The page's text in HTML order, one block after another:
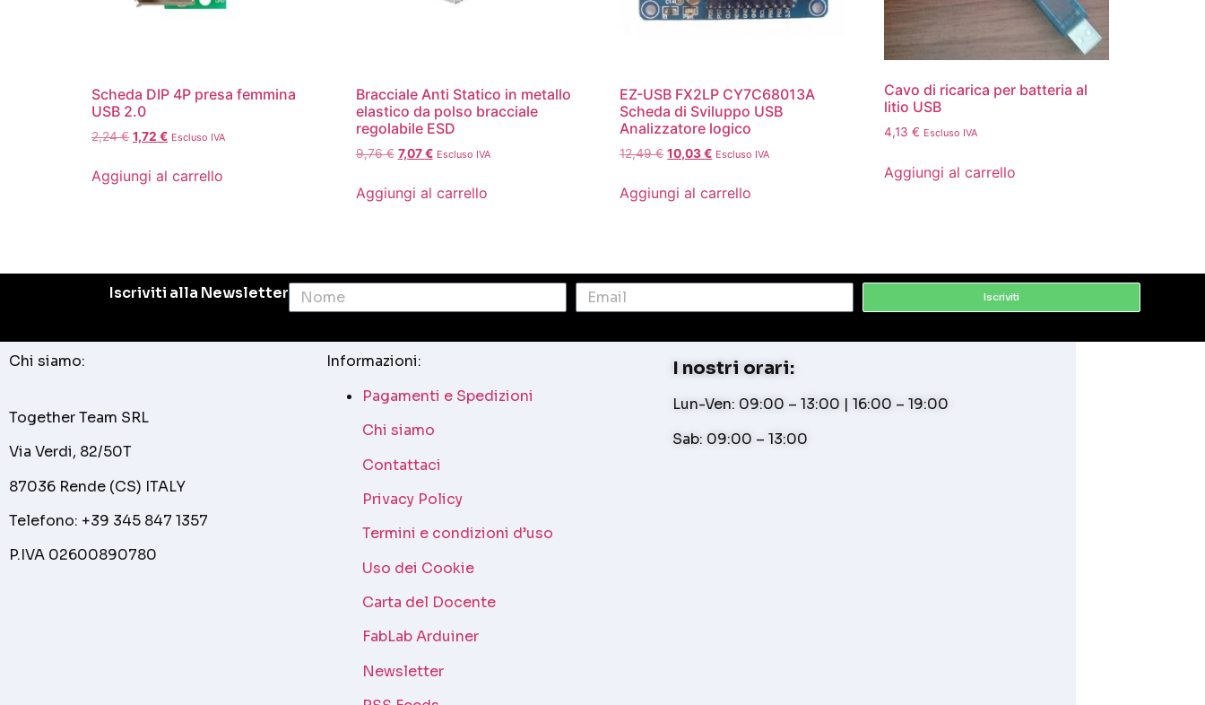
Scheda DIP 4P presa femmina
USB 2.0
2,24€ 1,72 € Escluso IVA
Aggiungi al carrello
Bracciale Anti Statico in metallo
elastico da polso bracciale
regolabile ESD
9,76€ 7,07€ Escluso IVA
Aggiungi al carrello
EZ-USB FX2LP CY7C68013A
Scheda di Sviluppo USB
Analizzatore logico
12,49€ 10,03€ Escluso IVA
Aggiungi al carrello
Cavo di ricarica per batteria al
litio USB
4,13€ Escluso IVA
Aggiungi al carrello
Iscriviti alla Newsletter Iscriviti
Chi siamo:
Together Team SRL
Via Verdi, 82/50T
87036 Rende (CS) ITALY
Telefono: +39 345 847 1357
P.IVA 02600890780
Informazioni:
Pagamenti e Spedizioni
Chi siamo
Contattaci
Privacy Policy
Termini e condizioni d’uso
Uso dei Cookie
Carta del Docente
FabLab Arduiner
Newsletter
I nostri orari:
Lun-Ven: 09:00 – 13:00 | 16:00 – 19:00
Sab: 09:00 – 13:00